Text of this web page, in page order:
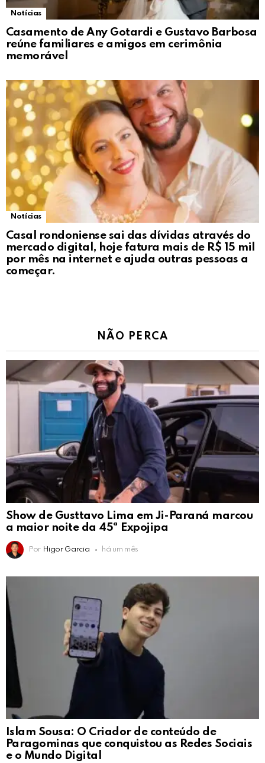
Notícias
Casamento de Any Gotardi e Gustavo Barbosa
reúne familiares e amigos em cerimônia
memorável
Notícias
Casal rondoniense sai das dívidas através do
mercado digital, hoje fatura mais de R$ 15 mil
por mês na internet e ajuda outras pessoas a
começar.
NÃO PERCA
Show de Gusttavo Lima em Ji-Paraná marcou
a maior noite da 45ª Expojipa
Por Higor Garcia há um mês
Islam Sousa: O Criador de conteúdo de
Paragominas que conquistou as Redes Sociais
e o Mundo Digital